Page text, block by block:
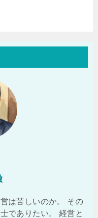
は苦しいのか。 その
でありたい。 経営と